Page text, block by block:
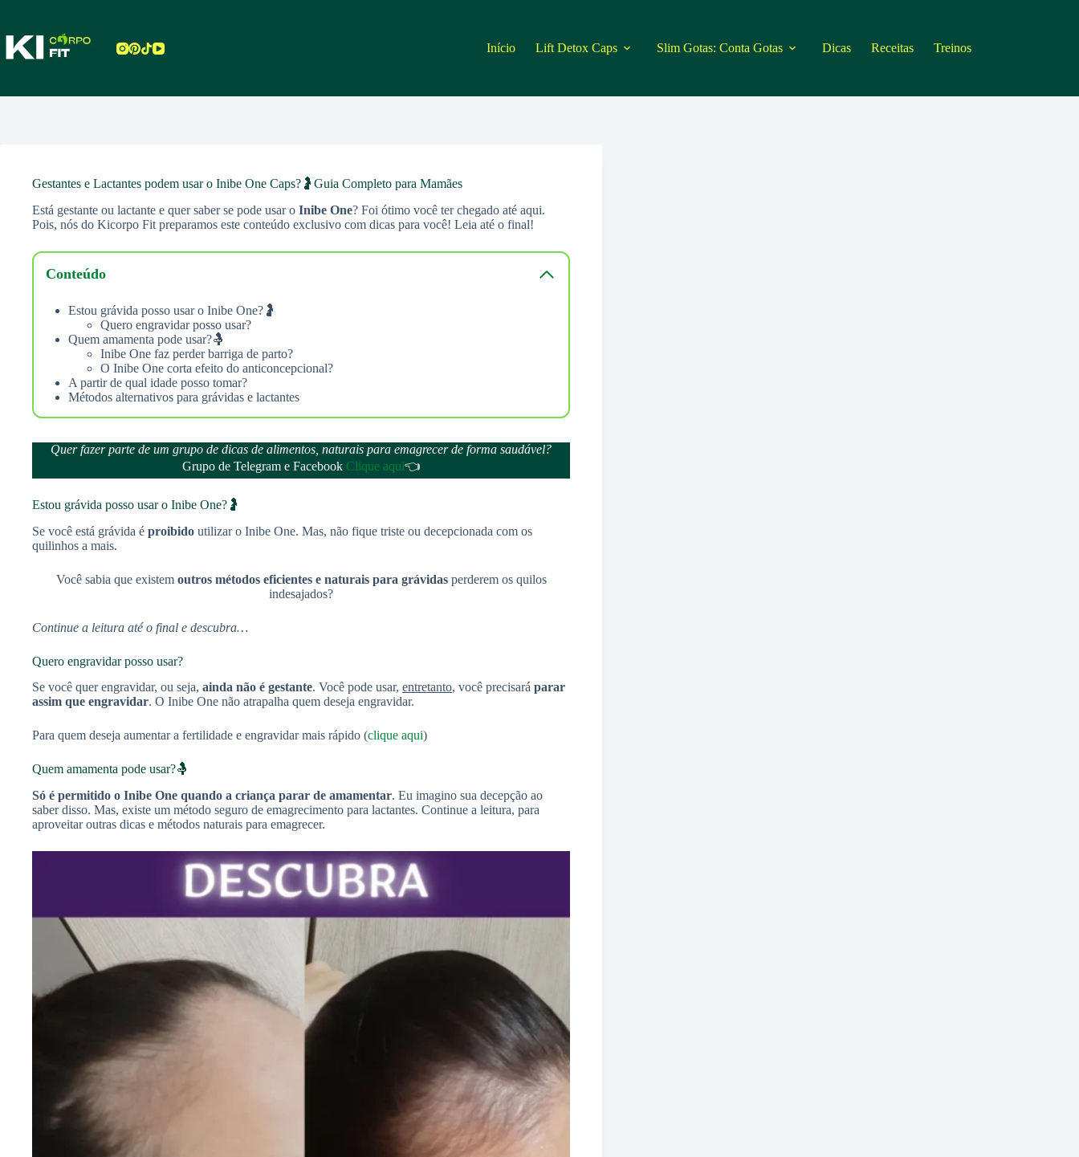
conteúdo
Início Lift Detox Caps Slim Gotas: Conta Gotas Dicas Receitas Treinos
Gestantes e Lactantes podem usar o Inibe One Caps?🤰Guia Completo para Mamães
Está gestante ou lactante e quer saber se pode usar o Inibe One? Foi ótimo você ter chegado até aqui.
Pois, nós do Kicorpo Fit preparamos este conteúdo exclusivo com dicas para você! Leia até o final!
Conteúdo
Estou grávida posso usar o Inibe One?🤰
Quero engravidar posso usar?
Quem amamenta pode usar?🤱
Inibe One faz perder barriga de parto?
O Inibe One corta efeito do anticoncepcional?
A partir de qual idade posso tomar?
Métodos alternativos para grávidas e lactantes
Quer fazer parte de um grupo de dicas de alimentos, naturais para emagrecer de forma saudável?
Grupo de Telegram e Facebook Clique aqui👈
Estou grávida posso usar o Inibe One?🤰
Se você está grávida é proibido utilizar o Inibe One. Mas, não fique triste ou decepcionada com os
quilinhos a mais.
Você sabia que existem outros métodos eficientes e naturais para grávidasperderem os quilos
indesajados?
Continue a leitura até o final e descubra…
Quero engravidar posso usar?
Se você quer engravidar, ou seja, ainda não é gestante. Você pode usar, entretanto, você precisará parar
assim que engravidar. O Inibe One não atrapalha quem deseja engravidar.
Para quem deseja aumentar a fertilidade e engravidar mais rápido (clique aqui)
Quem amamenta pode usar?🤱
Só é permitido o Inibe One quando a criança parar de amamentar. Eu imagino sua decepção ao
saber disso. Mas, existe um método seguro de emagrecimento para lactantes. Continue a leitura, para
aproveitar outras dicas e métodos naturais para emagrecer.